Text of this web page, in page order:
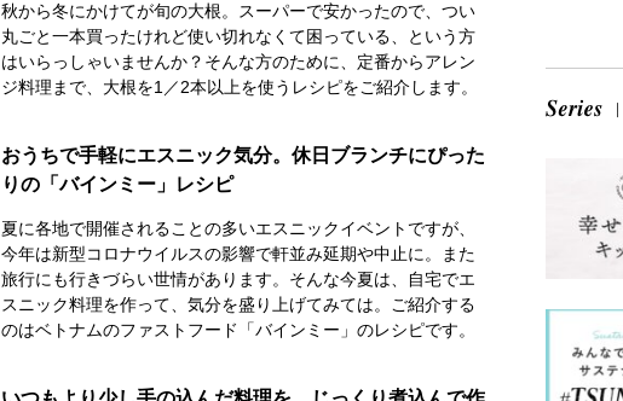
秋から冬にかけてが旬の大根。スーパーで安かったので、つい
丸ごと一本買ったけれど使い切れなくて困っている、という方
はいらっしゃいませんか？そんな方のために、定番からアレン
ジ料理まで、大根を1／2本以上を使うレシピをご紹介します。
おうちで手軽にエスニック気分。休日ブランチにぴった
りの「バインミー」レシピ
夏に各地で開催されることの多いエスニックイベントですが、
今年は新型コロナウイルスの影響で軒並み延期や中止に。また
旅行にも行きづらい世情があります。そんな今夏は、自宅でエ
スニック料理を作って、気分を盛り上げてみては。ご紹介する
のはベトナムのファストフード「バインミー」のレシピです。